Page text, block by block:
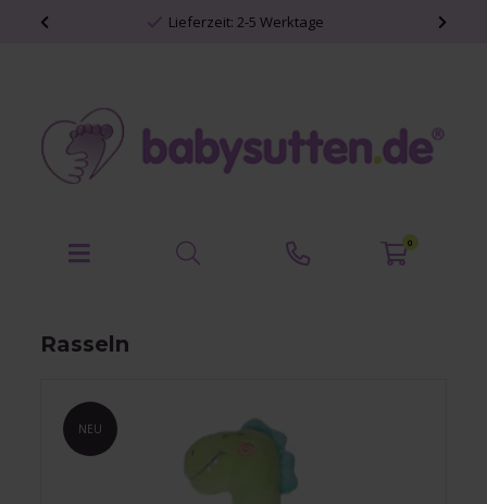
Lieferzeit: 2-5 Werktage
0
Rasseln
NEU